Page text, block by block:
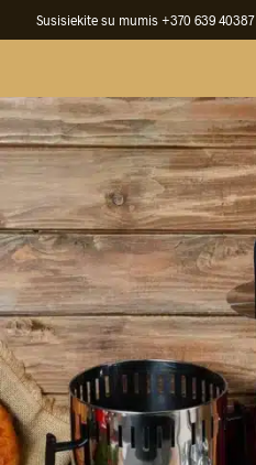
Susisiekite su mumis +370 639 40387